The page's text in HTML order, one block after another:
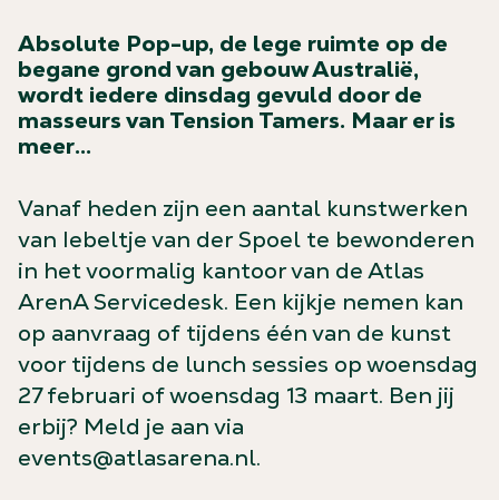
Absolute Pop-up, de lege ruimte op de
begane grond van gebouw Australië,
wordt iedere dinsdag gevuld door de
masseurs van Tension Tamers. Maar er is
meer…
Vanaf heden zijn een aantal kunstwerken
van Iebeltje van der Spoel te bewonderen
in het voormalig kantoor van de Atlas
ArenA Servicedesk. Een kijkje nemen kan
op aanvraag of tijdens één van de kunst
voor tijdens de lunch sessies op woensdag
27 februari of woensdag 13 maart. Ben jij
erbij? Meld je aan via
events@atlasarena.nl.